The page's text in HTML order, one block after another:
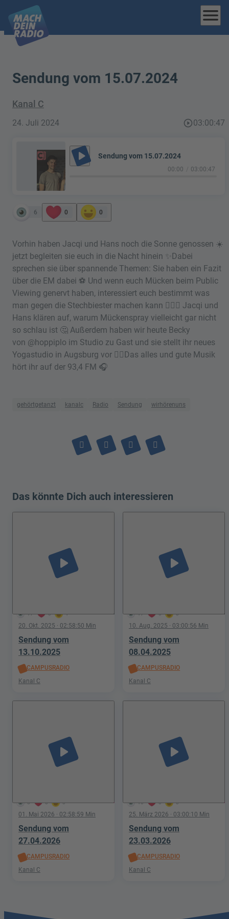
menu
Sendung vom 15.07.2024
Kanal C
24. Juli 2024 play_circle_outline03:00:47
play_arrow Sendung vom 15.07.2024
00:00 03:00:47
6 0 0
Vorhin haben Jacqi und Hans noch die Sonne genossen ☀️
jetzt begleiten sie euch in die Nacht hinein ✨Dabei
sprechen sie über spannende Themen: Sie haben ein Fazit
über die EM dabei ⚽️ Und wenn euch Mücken beim Public
Viewing genervt haben, interessiert euch bestimmt was
man gegen die Stechbiester machen kann 😵‍💫🦟 Jacqi und
Hans klären auf, warum Mückenspray vielleicht gar nicht
so schlau ist 🤔 Außerdem haben wir heute Becky
von @hoppiplo im Studio zu Gast und sie stellt ihr neues
Yogastudio in Augsburg vor 🧘‍♀️Das alles und gute Musik
hört ihr auf der 93,4 FM 🎧
gehörtgetanzt kanalc Radio Sendung wirhörenuns
Das könnte Dich auch interessieren
17 0 1
play_arrow
20. Okt. 2025 · 02:58:50 Min
Sendung vom
13.10.2025
CAMPUSRADIO
Kanal C
17 0 0
play_arrow
10. Aug. 2025 · 03:00:56 Min
Sendung vom
08.04.2025
CAMPUSRADIO
Kanal C
6 0 0
play_arrow
01. Mai 2026 · 02:58:59 Min
Sendung vom
27.04.2026
CAMPUSRADIO
Kanal C
10 0 0
play_arrow
25. März 2026 · 03:00:10 Min
Sendung vom
23.03.2026
CAMPUSRADIO
Kanal C